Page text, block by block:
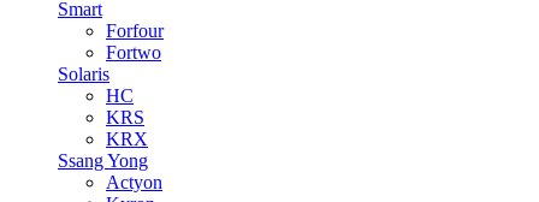
Smart
Forfour
Fortwo
Solaris
HC
KRS
KRX
Ssang Yong
Actyon